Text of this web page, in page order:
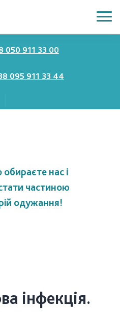
050 911 33 00
095 911 33 44
нас і
частиною
одужання!
частиною
одужання!
інфекція.